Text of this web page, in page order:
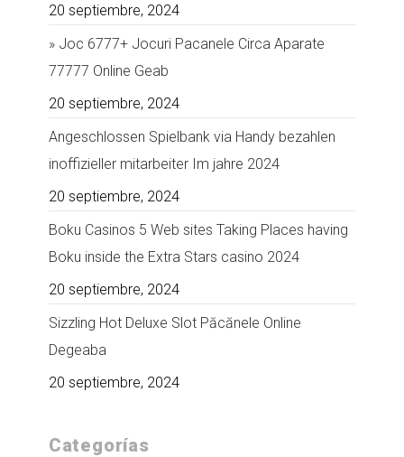
20 septiembre, 2024
» Joc 6777+ Jocuri Pacanele Circa Aparate
77777 Online Geab
20 septiembre, 2024
Angeschlossen Spielbank via Handy bezahlen
inoffizieller mitarbeiter Im jahre 2024
20 septiembre, 2024
Boku Casinos 5 Web sites Taking Places having
Boku inside the Extra Stars casino 2024
20 septiembre, 2024
Sizzling Hot Deluxe Slot Păcănele Online
Degeaba
20 septiembre, 2024
Categorías